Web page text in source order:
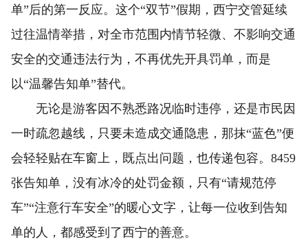
单”后的第一反应。这个“双节”假期，西宁交管延续
过往温情举措，对全市范围内情节轻微、不影响交通
安全的交通违法行为，不再优先开具罚单，而是
以“温馨告知单”替代。
无论是游客因不熟悉路况临时违停，还是市民因
一时疏忽越线，只要未造成交通隐患，那抹“蓝色”便
会轻轻贴在车窗上，既点出问题，也传递包容。8459
张告知单，没有冰冷的处罚金额，只有“请规范停
车”“注意行车安全”的暖心文字，让每一位收到告知
单的人，都感受到了西宁的善意。